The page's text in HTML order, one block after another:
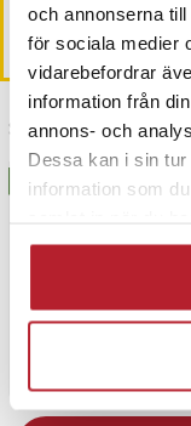
och annonserna
för sociala medier
vidarebefordrar
information från
annons- och
Dessa kan i sin
information som
Köp
Senast besökta
BÄSTSÄLJARE